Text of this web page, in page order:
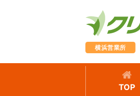
横浜営業所
TOP